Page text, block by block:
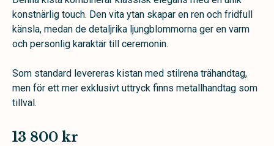
konstnärlig touch. Den vita ytan skapar en ren och fridfull
känsla, medan de detaljrika ljungblommorna ger en varm
och personlig karaktär till ceremonin.
Som standard levereras kistan med stilrena trähandtag,
men för ett mer exklusivt uttryck finns metallhandtag som
tillval.
13 800 kr